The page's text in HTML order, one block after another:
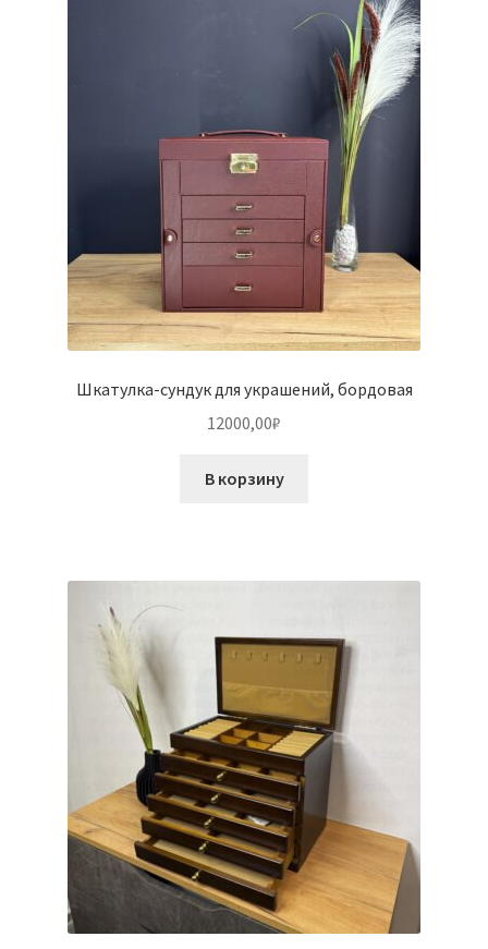
Шкатулка-сундук для украшений, бордовая
12000,00₽
В корзину